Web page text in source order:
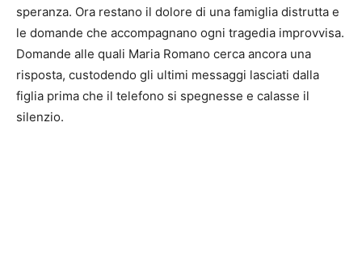
speranza. Ora restano il dolore di una famiglia distrutta e
le domande che accompagnano ogni tragedia improvvisa.
Domande alle quali Maria Romano cerca ancora una
risposta, custodendo gli ultimi messaggi lasciati dalla
figlia prima che il telefono si spegnesse e calasse il
silenzio.